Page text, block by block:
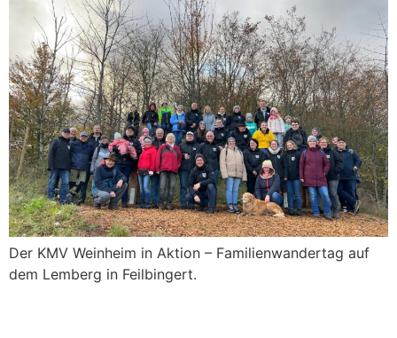
Der KMV Weinheim in Aktion – Familienwandertag auf
dem Lemberg in Feilbingert.